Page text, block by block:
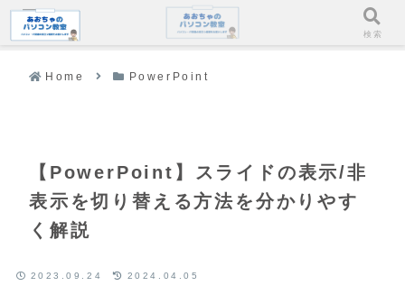
Home PowerPoint
【PowerPoint】スライドの表示/非
表示を切り替える方法を分かりやす
く解説
2023.09.24 2024.04.05
メニュー 検索